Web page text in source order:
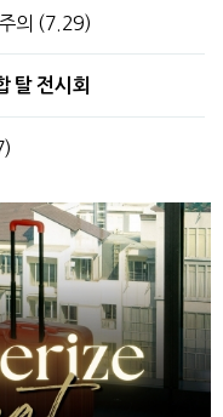
의 (7.29)
탈 전시회